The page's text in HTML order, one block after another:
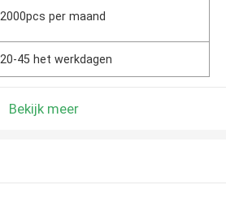
2000pcs per maand
20-45 het werkdagen
Bekijk meer